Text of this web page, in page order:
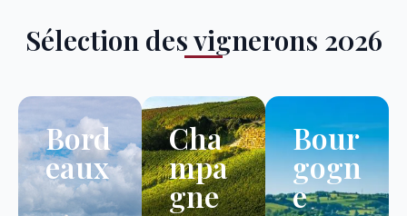
Sélection des vignerons 2026
Bord
eaux
Cha
mpa
gne
Bour
gogn
e